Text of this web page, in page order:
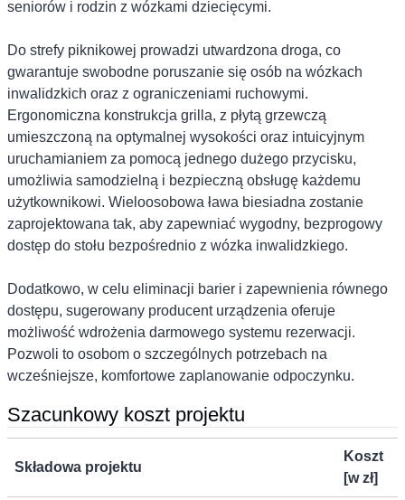
seniorów i rodzin z wózkami dziecięcymi.
Do strefy piknikowej prowadzi utwardzona droga, co
gwarantuje swobodne poruszanie się osób na wózkach
inwalidzkich oraz z ograniczeniami ruchowymi.
Ergonomiczna konstrukcja grilla, z płytą grzewczą
umieszczoną na optymalnej wysokości oraz intuicyjnym
uruchamianiem za pomocą jednego dużego przycisku,
umożliwia samodzielną i bezpieczną obsługę każdemu
użytkownikowi. Wieloosobowa ława biesiadna zostanie
zaprojektowana tak, aby zapewniać wygodny, bezprogowy
dostęp do stołu bezpośrednio z wózka inwalidzkiego.
Dodatkowo, w celu eliminacji barier i zapewnienia równego
dostępu, sugerowany producent urządzenia oferuje
możliwość wdrożenia darmowego systemu rezerwacji.
Pozwoli to osobom o szczególnych potrzebach na
wcześniejsze, komfortowe zaplanowanie odpoczynku.
Szacunkowy koszt projektu
Składowa projektu
Koszt
[w zł]